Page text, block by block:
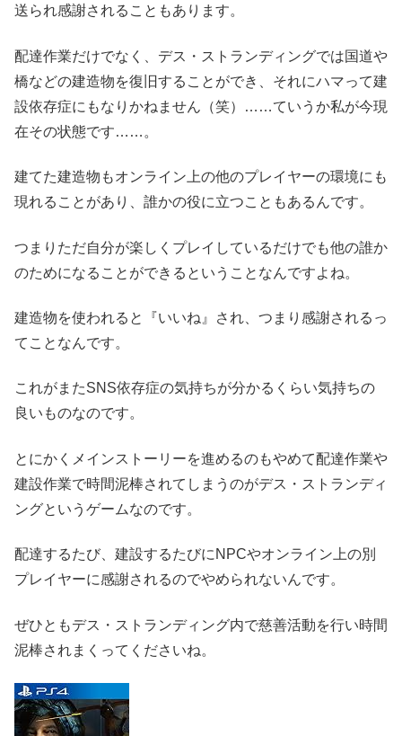
送られ感謝されることもあります。
配達作業だけでなく、デス・ストランディングでは国道や
橋などの建造物を復旧することができ、それにハマって建
設依存症にもなりかねません（笑）……ていうか私が今現
在その状態です……。
建てた建造物もオンライン上の他のプレイヤーの環境にも
現れることがあり、誰かの役に立つこともあるんです。
つまりただ自分が楽しくプレイしているだけでも他の誰か
のためになることができるということなんですよね。
建造物を使われると『いいね』され、つまり感謝されるっ
てことなんです。
これがまたSNS依存症の気持ちが分かるくらい気持ちの
良いものなのです。
とにかくメインストーリーを進めるのもやめて配達作業や
建設作業で時間泥棒されてしまうのがデス・ストランディ
ングというゲームなのです。
配達するたび、建設するたびにNPCやオンライン上の別
プレイヤーに感謝されるのでやめられないんです。
ぜひともデス・ストランディング内で慈善活動を行い時間
泥棒されまくってくださいね。